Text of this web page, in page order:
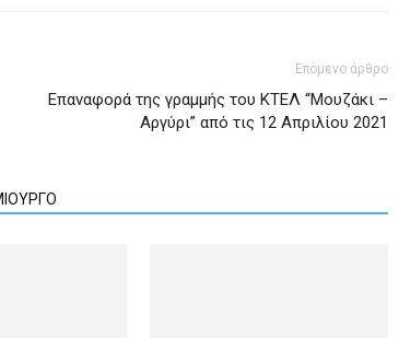
Επόμενο άρθρο
Επαναφορά της γραμμής του ΚΤΕΛ “Μουζάκι –
Αργύρι” από τις 12 Απριλίου 2021